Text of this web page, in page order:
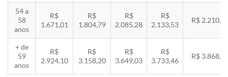
54 a
58
anos
R$
1.671,01
R$
1.804,79
R$
2.085,28
R$
2.133,53
R$
+ de
59
anos
R$
2.924,10
R$
3.158,20
R$
3.649,03
R$
3.733,46
R$